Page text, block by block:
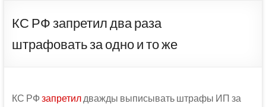
КС РФ запретил два раза
штрафовать за одно и то же
КС РФзапретилдважды выписывать штрафы ИП за